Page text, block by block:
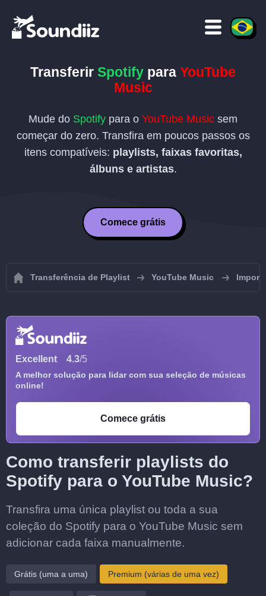
Transferir Spotify para YouTube
Music
Mude do Spotify para o YouTube Music sem
começar do zero. Transfira em poucos passos os
itens compatíveis: playlists, faixas favoritas,
álbuns e artistas.
Comece grátis
Transferência de Playlist YouTube Music
Excellent 4.3/5
A melhor solução para lidar com sua seleção de músicas
online!
Comece grátis
Como transferir playlists do
Spotify para o YouTube Music?
Transfira uma única playlist ou toda a sua
coleção do Spotify para o YouTube Music sem
adicionar cada faixa manualmente.
Grátis (uma a uma) Premium (várias de uma vez)